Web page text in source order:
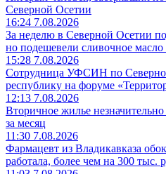
Северной Осетии
16:24 7.08.2026
За неделю в Северной Осетии
но подешевели сливочное масло
15:28 7.08.2026
Сотрудница УФСИН по
республику на форуме
12:13 7.08.2026
Вторичное жилье
за месяц
11:30 7.08.2026
Фармацевт из Владикавказа
работала, более чем на 300 тыс.